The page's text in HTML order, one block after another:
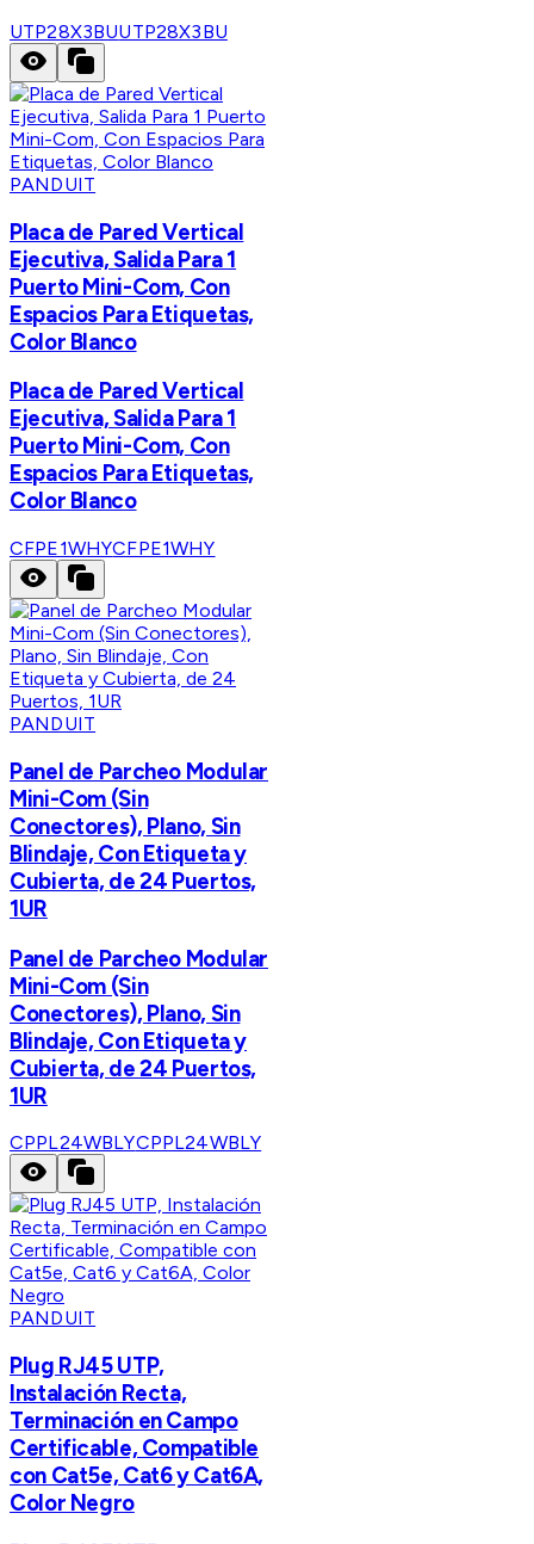
UTP28X3BUUTP28X3BU
PANDUIT
Placa de Pared Vertical
Ejecutiva, Salida Para 1
Puerto Mini-Com, Con
Espacios Para Etiquetas,
Color Blanco
Placa de Pared Vertical
Ejecutiva, Salida Para 1
Puerto Mini-Com, Con
Espacios Para Etiquetas,
Color Blanco
CFPE1WHYCFPE1WHY
PANDUIT
Panel de Parcheo Modular
Mini-Com (Sin
Conectores), Plano, Sin
Blindaje, Con Etiqueta y
Cubierta, de 24 Puertos,
1UR
Panel de Parcheo Modular
Mini-Com (Sin
Conectores), Plano, Sin
Blindaje, Con Etiqueta y
Cubierta, de 24 Puertos,
1UR
CPPL24WBLYCPPL24WBLY
PANDUIT
Plug RJ45 UTP,
Instalación Recta,
Terminación en Campo
Certificable, Compatible
con Cat5e, Cat6 y Cat6A,
Color Negro